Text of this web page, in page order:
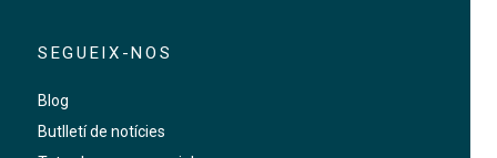
SEGUEIX-NOS
Blog
Butlletí de notícies